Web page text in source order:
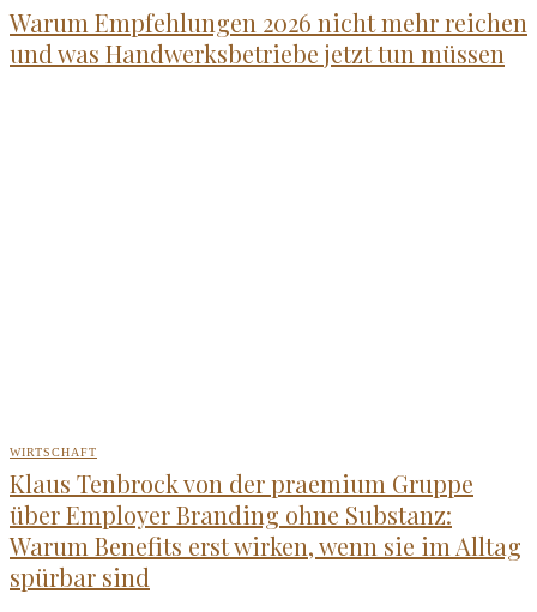
Warum Empfehlungen 2026 nicht mehr reichen
und was Handwerksbetriebe jetzt tun müssen
WIRTSCHAFT
Klaus Tenbrock von der praemium Gruppe
über Employer Branding ohne Substanz:
Warum Benefits erst wirken, wenn sie im Alltag
spürbar sind